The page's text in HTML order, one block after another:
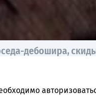
дебошира,